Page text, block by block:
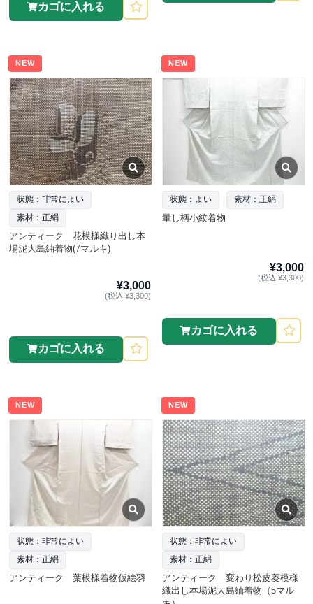
カゴに入れる
NEW
状態：非常によい
素材：正絹
アンティーク 花模様織り出し本
場泥大島紬着物(7マルキ)
¥3,000
(税込 ¥3,300)
カゴに入れる
NEW
状態：よい 素材：正絹
暈し柄小紋着物
¥3,000
(税込 ¥3,300)
カゴに入れる
NEW
状態：非常によい
素材：正絹
アンティーク 葉模様着物仮絵羽
NEW
状態：非常によい
素材：正絹
アンティーク 変わり松皮菱模様
織出し本場泥大島紬着物（5マル